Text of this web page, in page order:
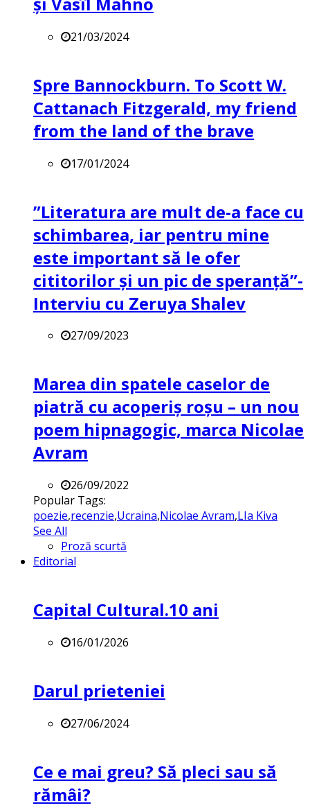
21/03/2024
Spre Bannockburn. To Scott W.
Cattanach Fitzgerald, my friend
from the land of the brave
17/01/2024
”Literatura are mult de-a face cu
schimbarea, iar pentru mine
este important să le ofer
cititorilor și un pic de speranță”-
Interviu cu Zeruya Shalev
27/09/2023
Marea din spatele caselor de
piatră cu acoperiș roșu – un nou
poem hipnagogic, marca Nicolae
Avram
26/09/2022
Popular Tags:
poezie,recenzie,Ucraina,Nicolae Avram,LIa Kiva
See All
Proză scurtă
Editorial
Capital Cultural.10 ani
16/01/2026
Darul prieteniei
27/06/2024
Ce e mai greu? Să pleci sau să
rămâi?